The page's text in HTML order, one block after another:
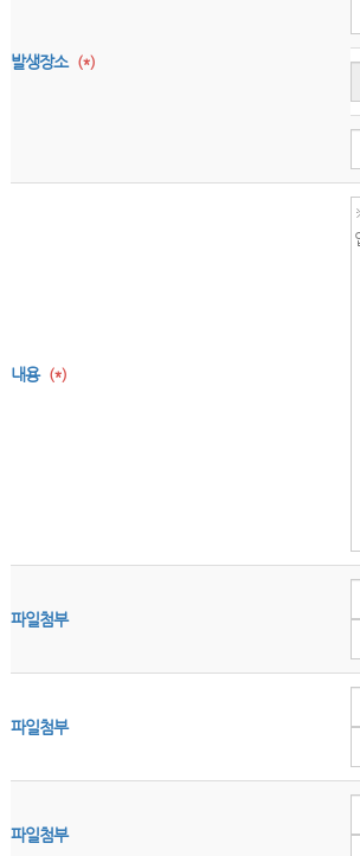
발생장소 (*)
내용 (*)
파일첨부
파일첨부
파일첨부